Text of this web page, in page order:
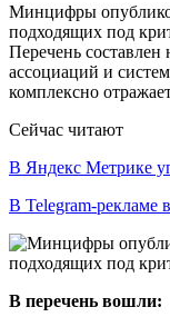
Минцифры
подходящих под
Перечень
ассоциаций и
комплексно
Сейчас читают
В Яндекс Метрике
В Telegram-рекламе
В перечень вошли: